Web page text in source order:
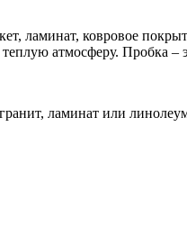
ламинат, ковровое
атмосферу. Пробка
ламинат или